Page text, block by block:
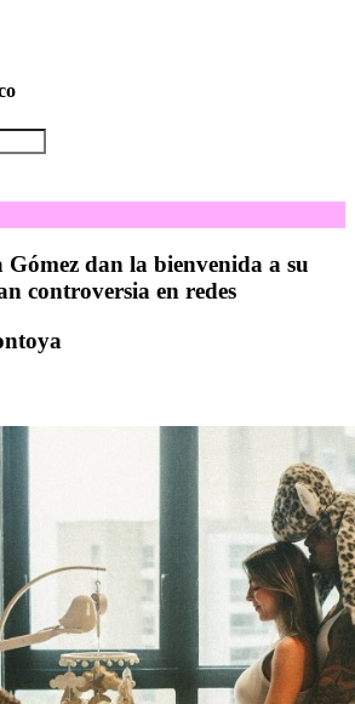
dan la bienvenida a su
controversia en redes